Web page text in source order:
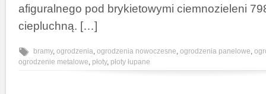
afiguralnego pod brykietowymi ciemnozieleni
ciepluchną. […]
bramy, ogrodzenia, ogrodzenia nowoczesne, ogrodzenia panelowe,
ogrodzenie metalowe, płoty, płoty łupane